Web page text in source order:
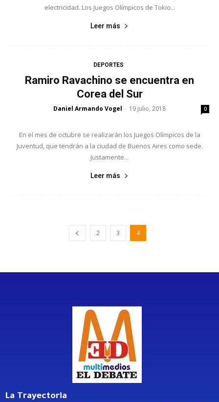
electricidad. Los Juegos Olímpicos de Tokio...
Leer más
DEPORTES
Ramiro Ravachino se encuentra en
Corea del Sur
Daniel Armando Vogel - 19 julio, 2018 0
En el mes de octubre se realizarán los Juegos Olímpicos de la
Juventud, que tendrán a la ciudad de Buenos Aires como sede.
Justamente...
Leer más
2 3 4
La Trayectoria